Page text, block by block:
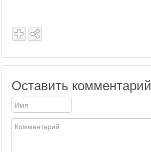
Оставить комментарий